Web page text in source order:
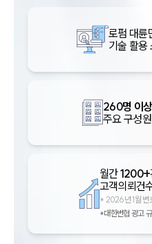
로펌 대륜
기술 활용
260명 이상
주요 구성원
월간1200+
고객의뢰건
* 2026년 1월 변
*대한변협 광고